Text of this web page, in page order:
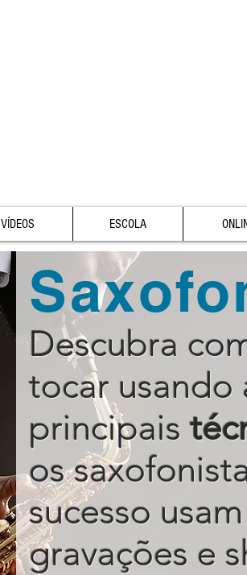
VÍDEOS ESCOLA
Descubra
tocar usando
principais
os
sucesso
gravações e